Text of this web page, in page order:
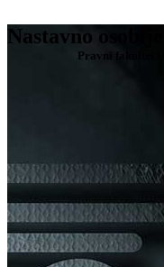
Nastavno osoblje
Pravni fakultet